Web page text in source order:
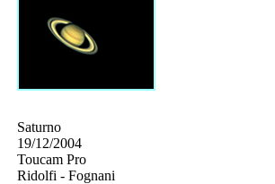
Saturno
19/12/2004
Toucam Pro
Ridolfi - Fognani